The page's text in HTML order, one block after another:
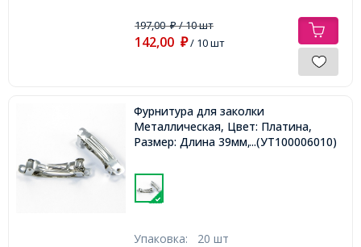
197,00₽/ 10 шт
142,00 ₽/ 10 шт
Фурнитура для заколки
Металлическая, Цвет: Платина,
Размер: Длина 39мм, Ширина 6мм,
...(УТ100006010)
Упаковка: 20 шт